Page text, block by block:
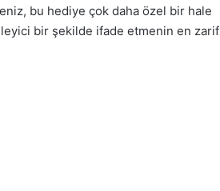
bu hediye çok daha özel bir hale
bir şekilde ifade etmenin en zarif